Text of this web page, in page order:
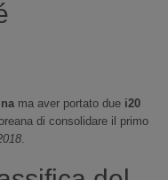
ma aver portato due i20
di consolidare il primo
.